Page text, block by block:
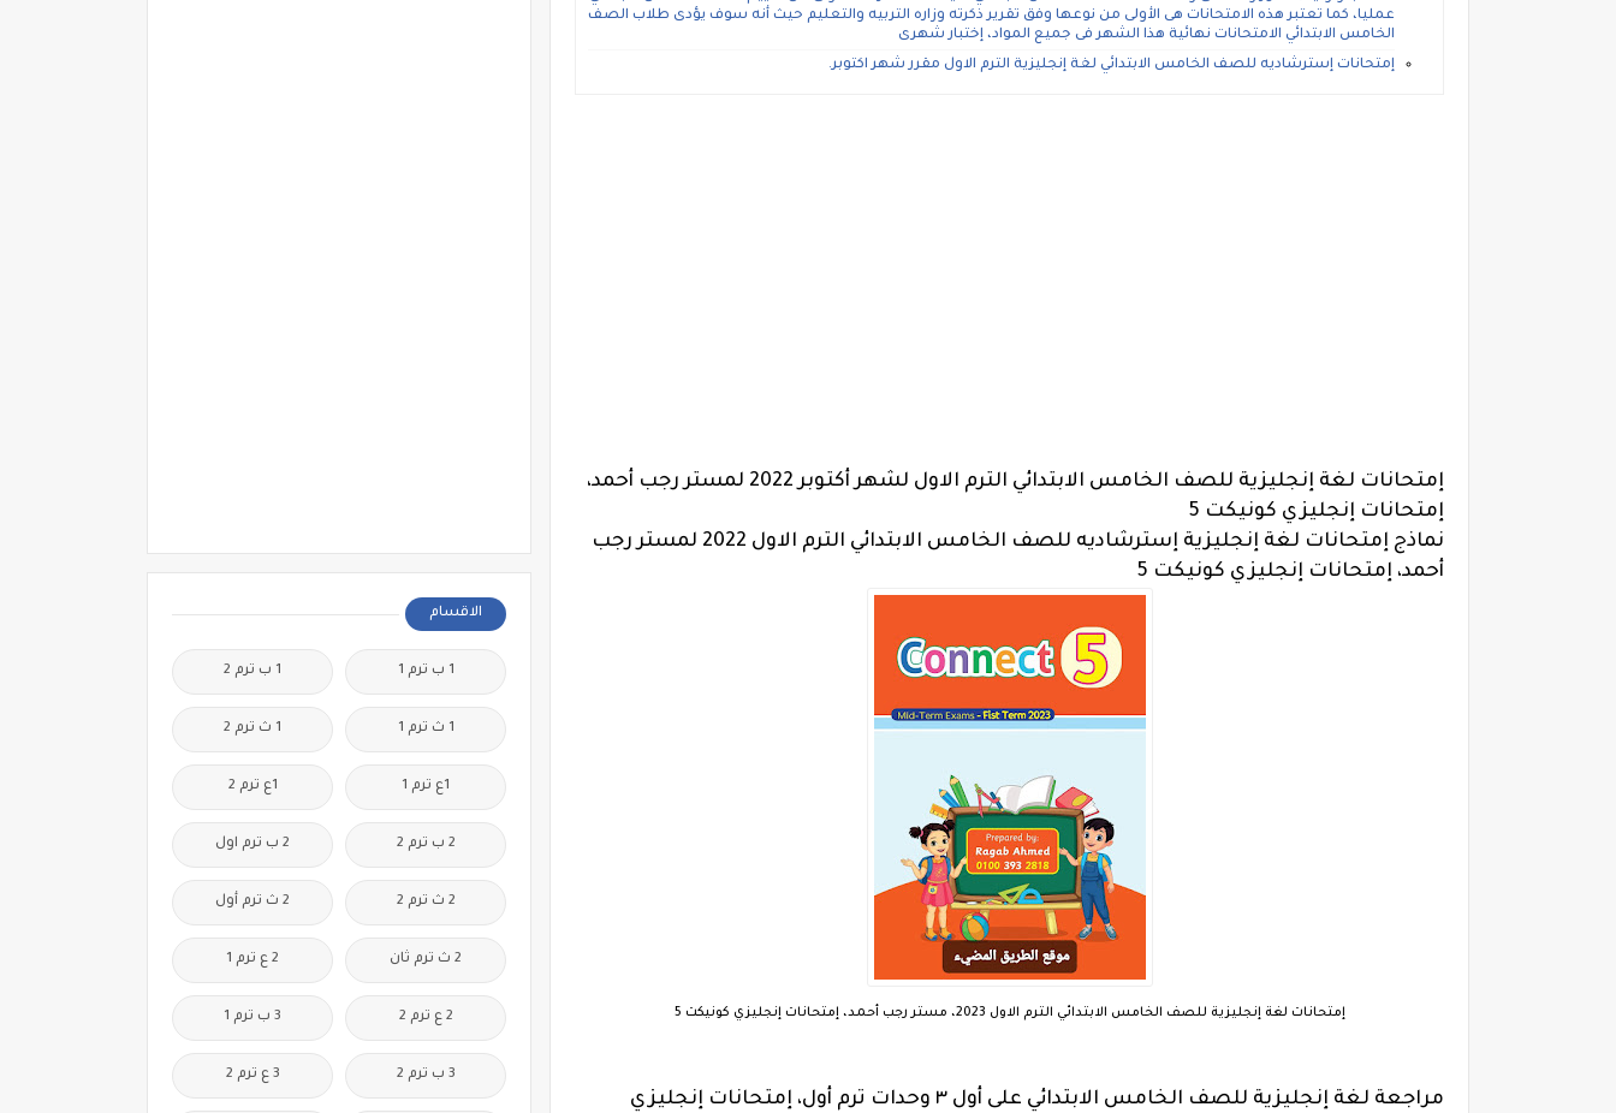
عمليا، كما تعتبر هذه الامتحانات هى الأولى من نوعها وفق تقرير ذكرته وزاره التربيه والتعليم حيث أنه سوف يؤدى طلاب الصف
الخامس الابتدائي الامتحانات نهائية هذا الشهر فى جميع المواد، إختبار شهرى
إمتحانات إسترشاديه للصف الخامس الابتدائي لغة إنجليزية الترم الاول مقرر شهر اكتوبر.
إمتحانات لغة إنجليزية للصف الخامس الابتدائي الترم الاول لشهر أكتوبر 2022 لمستر رجب أحمد،
إمتحانات إنجليزي كونيكت 5
نماذج إمتحانات لغة إنجليزية إسترشاديه للصف الخامس الابتدائي الترم الاول 2022 لمستر رجب
أحمد، إمتحانات إنجليزي كونيكت 5
إمتحانات لغة إنجليزية للصف الخامس الابتدائي الترم الاول 2023، مستر رجب أحمد، إمتحانات إنجليزي كونيكت 5
مراجعة لغة إنجليزية للصف الخامس الابتدائي على أول ٣ وحدات ترم أول، إمتحانات إنجليزي
الاقسام
1 ب ترم 1 1 ب ترم 2
1 ث ترم 1 1 ث ترم 2
1ع ترم 1 1ع ترم 2
2 ب ترم 2 2 ب ترم اول
2 ث ترم 2 2 ث ترم أول
2 ث ترم ثان 2 ع ترم 1
2 ع ترم 2 3 ب ترم 1
3 ب ترم 2 3 ع ترم 2